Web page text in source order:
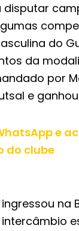
do
da
por
e
e
do clube
ingressou